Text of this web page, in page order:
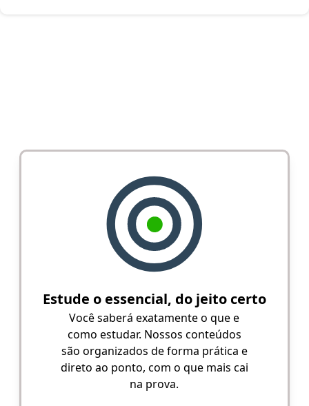
Estude o essencial, do jeito certo
Você saberá exatamente o que e
como estudar. Nossos conteúdos
são organizados de forma prática e
direto ao ponto, com o que mais cai
na prova.